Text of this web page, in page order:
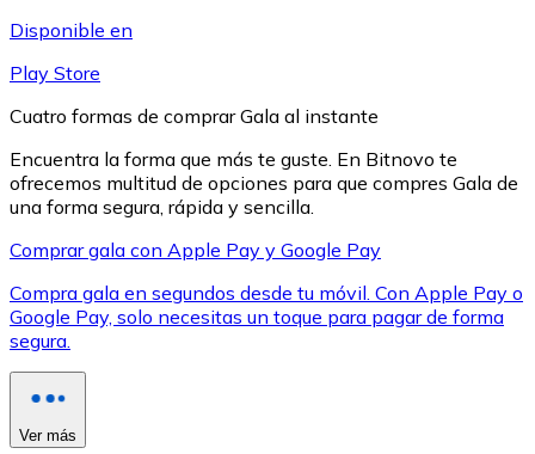
XRP
XRP
Ver todo
Disponible en
Play Store
Cuatro formas de comprar Gala al instante
Encuentra la forma que más te guste. En Bitnovo te
ofrecemos multitud de opciones para que compres Gala de
una forma segura, rápida y sencilla.
Comprar gala con Apple Pay y Google Pay
Compra gala en segundos desde tu móvil. Con Apple Pay o
Google Pay, solo necesitas un toque para pagar de forma
segura.
Ver más